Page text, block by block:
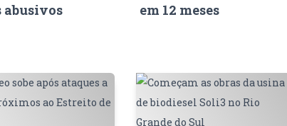
abusivos
em 12 meses